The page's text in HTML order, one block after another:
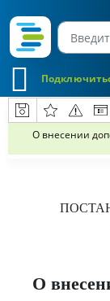
О внесении
О